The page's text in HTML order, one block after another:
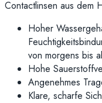
Contactlinsen aus dem
Hoher
von morgens bis
Hohe
Angenehmes
Klare, scharfe